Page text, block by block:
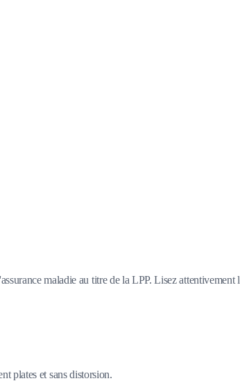
maladie au titre de la LPP. Lisez
plates et sans distorsion.